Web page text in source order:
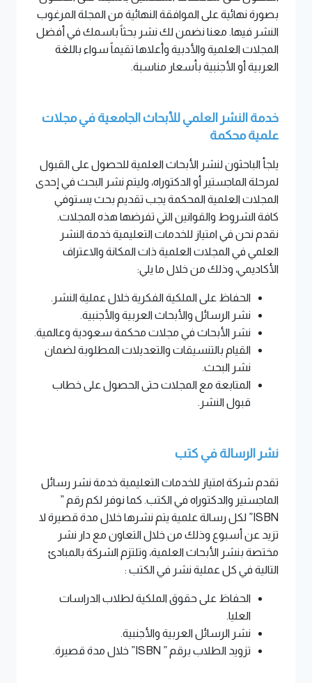
بصورة نهائية على الموافقة النهائية من المجلة المرغوب
النشر فيها. معنا نضمن لك نشر بحثاً باسمك في أفضل
المجلات العلمية والأدبية وأعلاها تقيماً سواء باللغة
العربية أو الأجنبية بأسعار مناسبة.
خدمة النشر العلمي للأبحاث الجامعية في مجلات
علمية محكمة
يلجأ الباحثون لنشر الأبحاث العلمية للحصول على القبول
لمرحلة الماجستير أو الدكتوراه، وليتم نشر البحث في إحدى
المجلات العلمية المحكمة يجب تقديم بحث يستوفي
كافة الشروط والقوانين التي تفرضها هذه المجلات.
نقدم نحن في امتياز للخدمات التعليمية خدمة النشر
العلمي في المجلات العلمية ذات المكانة والاعتراف
الأكاديمي، وذلك من خلال ما يلي:
الحفاظ على الملكية الفكرية خلال عملية النشر .
نشر الرسائل والأبحاث العربية والأجنبية.
نشر الأبحاث في مجلات محكمة سعودية وعالمية.
القيام بالتنسيقات والتعديلات المطلوبة لضمان
نشر البحث.
المتابعة مع المجلات حتى الحصول على خطاب
قبول النشر .
نشر الرسالة في كتب
تقدم شركة امتياز للخدمات التعليمية خدمة نشر رسائل
الماجستير والدكتوراه في الكتب. كما نوفر لكم رقم ”
ISBN”
لكل رسالة علمية يتم نشرها خلال مدة قصيرة لا
تزيد عن أسبوع وذلك من خلال التعاون مع دار نشر
مختصة بنشر الأبحاث العلمية، وتلتزم الشركة بالمبادئ
التالية في كل عملية نشر في الكتب :
الحفاظ على حقوق الملكية لطلاب الدراسات
العليا.
نشر الرسائل العربية والأجنبية.
تزويد الطلاب برقم ” ISBN” خلال مدة قصيرة.